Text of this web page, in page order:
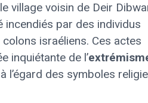
village voisin de Deir
incendiés par des individus
israéliens. Ces actes
inquiétante de l’
l’égard des symboles